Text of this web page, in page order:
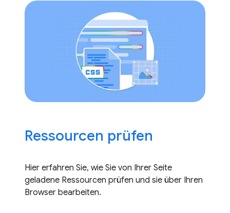
Ressourcen prüfen
Hier erfahren Sie, wie Sie von Ihrer Seite
geladene Ressourcen prüfen und sie über Ihren
Browser bearbeiten.